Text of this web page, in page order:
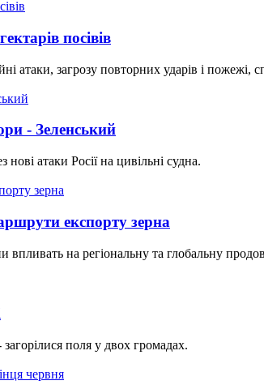
посівів
атаки, загрозу повторних ударів і
- Зеленський
атаки Росії на цивільні судна.
експорту зерна
впливать на регіональну та глобальну
загорілися поля у двох громадах.